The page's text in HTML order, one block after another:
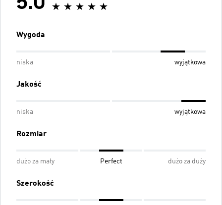
Wygoda
niska wyjątkowa
Jakość
niska wyjątkowa
Rozmiar
dużo za mały Perfect dużo za duży
Szerokość